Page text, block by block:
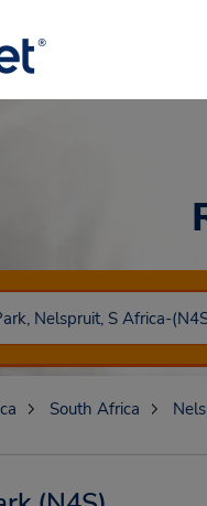
South Africa